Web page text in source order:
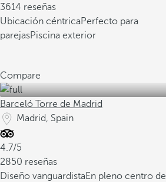
3614 reseñas
Ubicación céntricaPerfecto para
parejasPiscina exterior
Compare
Barceló Torre de Madrid
Madrid, Spain
4.7/5
2850 reseñas
Diseño vanguardistaEn pleno centro de